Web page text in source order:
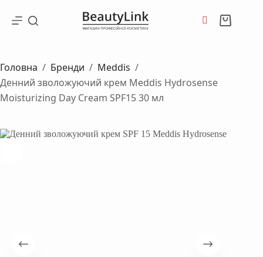
вмісту
Кошик
Головна / Бренди / Meddis /
Денний зволожуючий крем Meddis Hydrosense
Moisturizing Day Cream SPF15 30 мл